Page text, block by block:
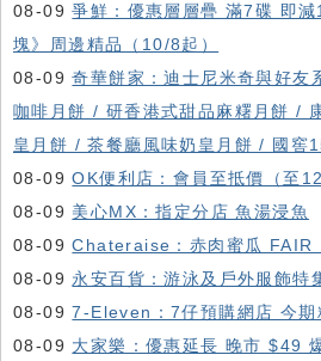
08-09爭鮮：優惠層層疊 滿7碟 即
塊》周邊精品（10/8起）
08-09奇華餅家：迪士尼米奇與好
咖啡月餅 / 研香港式甜品麻糬月餅 /
皇月餅 / 茶餐廳風味奶皇月餅 / 國窖
08-09OK便利店：會員至抵價（至
08-09 美心MX：指定分店 魚湯浸魚
08-09Chateraise：赤肉蜜瓜 FAIR
08-09 永安百貨：游泳及戶外服飾特
08-097-Eleven：7仔預購網店 今期
08-09 大家樂：優惠延長 晚市 $49